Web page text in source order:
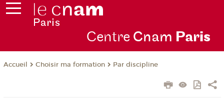
Centre Cnam Paris
Accueil Choisir ma formation Par discipline